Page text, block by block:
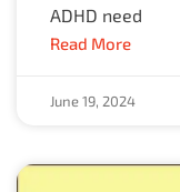
ADHD need
Read More
June 19, 2024